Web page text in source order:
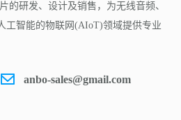
的研发、设计及销售，为无线音频、
工智能的物联网(AIoT)领域提供专业
anbo-sales@gmail.com